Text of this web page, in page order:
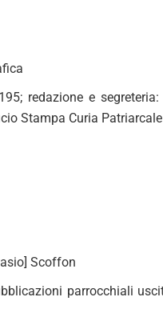
redazione e
Stampa Curia
Scoffon
parrocchiali